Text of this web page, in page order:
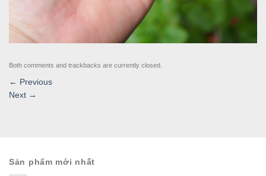
Both comments and trackbacks are currently closed.
← Previous
Next →
Sản phẩm mới nhất